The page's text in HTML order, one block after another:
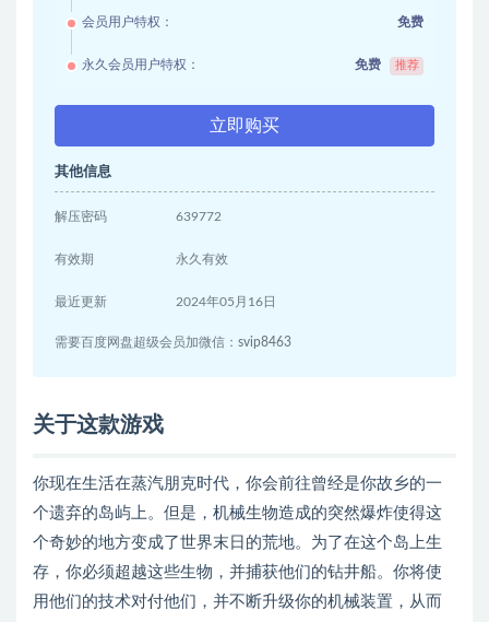
会员用户特权： 免费
永久会员用户特权： 免费 推荐
立即购买
其他信息
解压密码 639772
有效期 永久有效
最近更新 2024年05月16日
需要百度网盘超级会员加微信：svip8463
关于这款游戏
你现在生活在蒸汽朋克时代，你会前往曾经是你故乡的一
个遗弃的岛屿上。但是，机械生物造成的突然爆炸使得这
个奇妙的地方变成了世界末日的荒地。为了在这个岛上生
存，你必须超越这些生物，并捕获他们的钻井船。你将使
用他们的技术对付他们，并不断升级你的机械装置，从而